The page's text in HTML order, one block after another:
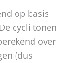
op basis
cycli tonen
over
(dus